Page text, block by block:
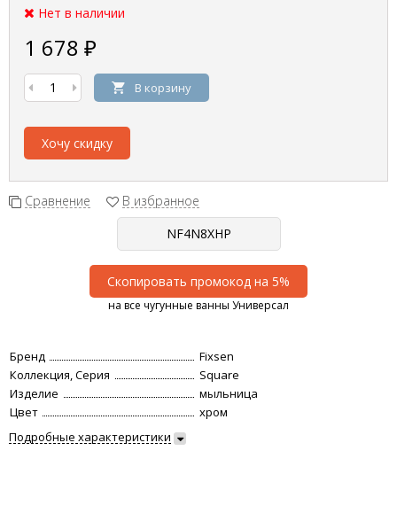
Нет в наличии
1 678 ₽
В корзину
Хочу скидку
Сравнение В избранное
Скопировать промокод на 5%
на все чугунные ванны Универсал
Бренд
Fixsen
Коллекция, Серия
Square
Изделие
мыльница
Цвет
хром
Подробные характеристики